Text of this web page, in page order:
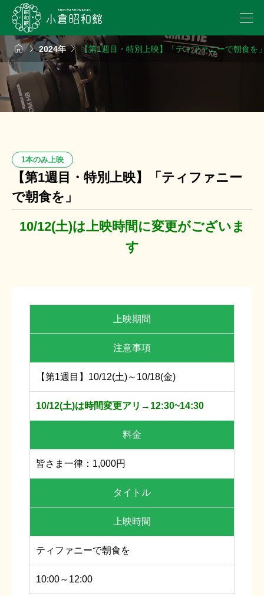
2024年【第1週目・特別上映】「ティファニーで朝食を
1本のみ上映
【第1週目・特別上映】「ティファニー
で朝食を」
10/12(土)は上映時間に変更がございま
す
上映期間
注意事項
【第1週目】10/12(土)～10/18(金)
10/12(土)は時間変更アリ→12:30~14:30
料金
皆さま一律：1,000円
タイトル
上映時間
ティファニーで朝食を
10:00～12:00